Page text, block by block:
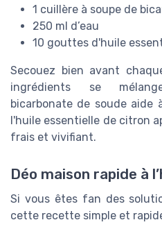
1 cuillère à soupe de
250 ml d’eau
10 gouttes d'huile
Secouez bien avant
ingrédients se
bicarbonate de soude aide
l'huile essentielle de citron
frais et vivifiant.
Déo maison rapide à
Si vous êtes fan des
cette recette simple et